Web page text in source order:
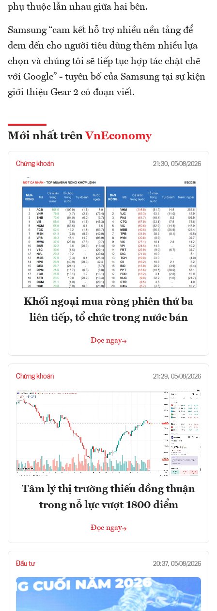
phụ thuộc lẫn nhau giữa hai bên.
Samsung “cam kết hỗ trợ nhiều nền tảng để
đem đến cho người tiêu dùng thêm nhiều lựa
chọn và chúng tôi sẽ tiếp tục hợp tác chặt chẽ
với Google” - tuyên bố của Samsung tại sự kiện
giới thiệu Gear 2 có đoạn viết.
Mới nhất trên VnEconomy
Chứng khoán 21:30, 05/08/2026
Khối ngoại mua ròng phiên thứ ba
liên tiếp, tổ chức trong nước bán
Đọc ngay
Chứng khoán 21:29, 05/08/2026
Tâm lý thị trường thiếu đồng thuận
trong nỗ lực vượt 1800 điểm
Đọc ngay
Đầu tư 20:37, 05/08/2026